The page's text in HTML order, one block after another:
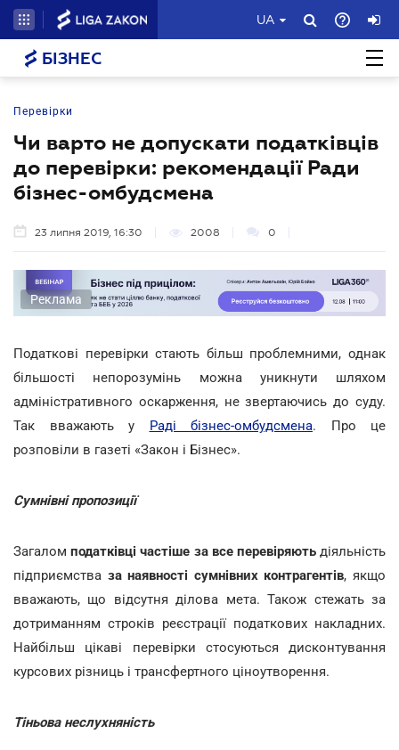
UA
БІЗНЕС
Перевірки
Чи варто не допускати податківців
до перевірки: рекомендації Ради
бізнес-омбудсмена
23 липня 2019, 16:30 2008 0
Реклама
Податкові перевірки стають більш проблемними, однак
більшості непорозумінь можна уникнути шляхом
адміністративного оскарження, не звертаючись до суду.
Так вважають у Раді бізнес-омбудсмена. Про це
розповіли в газеті «Закон і Бізнес».
Сумнівні пропозиції
Загаломподатківці частіше за все перевіряютьдіяльність
підприємства за наявності сумнівних контрагентів, якщо
вважають, що відсутня ділова мета. Також стежать за
дотриманням строків реєстрації податкових накладних.
Найбільш цікаві перевірки стосуються дисконтування
курсових різниць і трансфертного ціноутворення.
Тіньова неслухняність